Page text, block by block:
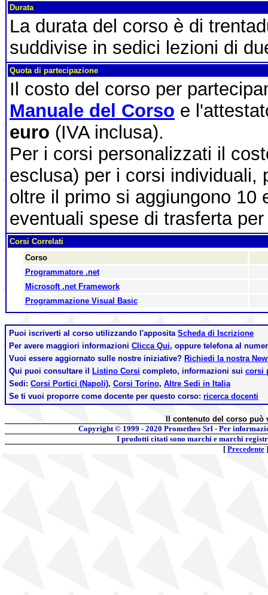
Durata
La durata del corso è di
suddivise in sedici lezioni di
Quota di partecipazione
Il costo del corso per
Manuale del Corso e
euro (IVA inclusa).
Per i corsi personalizzati il
esclusa) per i corsi individuali,
oltre il primo si aggiungono 10
eventuali spese di trasferta
Corsi Correlati
Corso
Programmatore .net
Microsoft .net Framework
Programmazione Visual Basic
Puoi iscriverti al corso utilizzando l'apposita Scheda di Iscrizione
Per avere maggiori informazioni Clicca Qui, oppure telefona al
Vuoi essere aggiornato sulle nostre iniziative? Richiedi la nostra
Qui puoi consultare il
Listino Corsi completo, informazioni sui corsi
Sedi: Corsi Portici (Napoli), Corsi Torino, Altre Sedi in Italia
Se ti vuoi proporre come docente per questo corso: ricerca docenti
Il contenuto del corso
Copyright © 1999 - 2020 Prometheo Srl - Per
I prodotti citati sono marchi e marchi
[ Precedente]